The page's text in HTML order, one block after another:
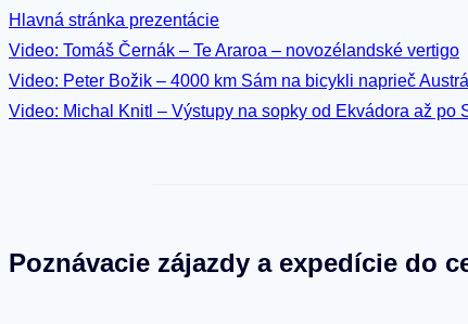
Hlavná stránka prezentácie
Video: Tomáš Černák – Te Araroa – novozélandské vertigo
Video: Peter Božik – 4000 km Sám na bicykli naprieč
Video: Michal Knitl – Výstupy na sopky od Ekvádora až po
Poznávacie zájazdy a expedície do